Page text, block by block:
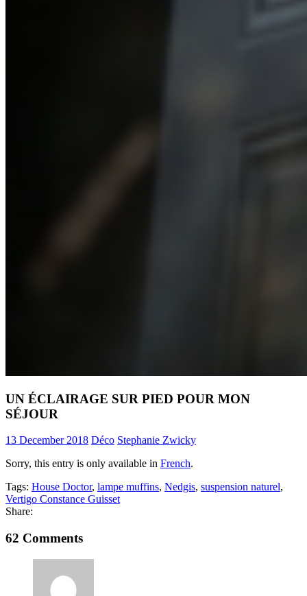
UN ÉCLAIRAGE SUR PIED POUR MON
SÉJOUR
13 December 2018 Déco Stephanie Zwicky
Sorry, this entry is only available in French.
Tags: House Doctor, lampe muffins, Nedgis, suspension naturel,
Vertigo Constance Guisset
Share:
62 Comments